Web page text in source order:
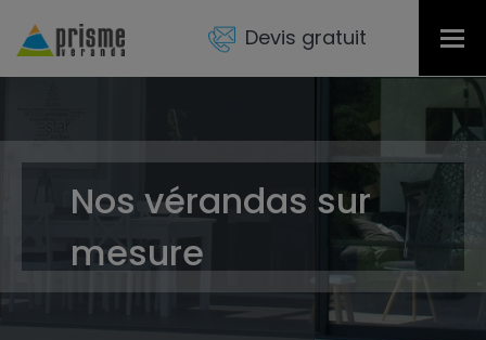
Devis gratuit
Nos vérandas sur
mesure